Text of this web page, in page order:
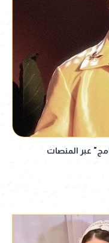
عبر المنصات